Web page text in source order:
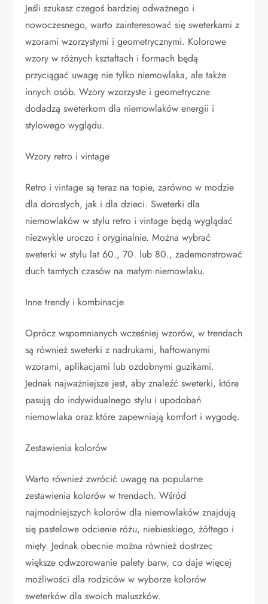
Jeśli szukasz czegoś bardziej odważnego i
nowoczesnego, warto zainteresować się sweterkami z
wzorami wzorzystymi i geometrycznymi. Kolorowe
wzory w różnych kształtach i formach będą
przyciągać uwagę nie tylko niemowlaka, ale także
innych osób. Wzory wzorzyste i geometryczne
dodadzą sweterkom dla niemowlaków energii i
stylowego wyglądu.
Wzory retro i vintage
Retro i vintage są teraz na topie, zarówno w modzie
dla dorosłych, jak i dla dzieci. Sweterki dla
niemowlaków w stylu retro i vintage będą wyglądać
niezwykle uroczo i oryginalnie. Można wybrać
sweterki w stylu lat 60., 70. lub 80., zademonstrować
duch tamtych czasów na małym niemowlaku.
Inne trendy i kombinacje
Oprócz wspomnianych wcześniej wzorów, w trendach
są również sweterki z nadrukami, haftowanymi
wzorami, aplikacjami lub ozdobnymi guzikami.
Jednak najważniejsze jest, aby znaleźć sweterki, które
pasują do indywidualnego stylu i upodobań
niemowlaka oraz które zapewniają komfort i wygodę.
Zestawienia kolorów
Warto również zwrócić uwagę na popularne
zestawienia kolorów w trendach. Wśród
najmodniejszych kolorów dla niemowlaków znajdują
się pastelowe odcienie różu, niebieskiego, żółtego i
mięty. Jednak obecnie można również dostrzec
większe odwzorowanie palety barw, co daje więcej
możliwości dla rodziców w wyborze kolorów
sweterków dla swoich maluszków.